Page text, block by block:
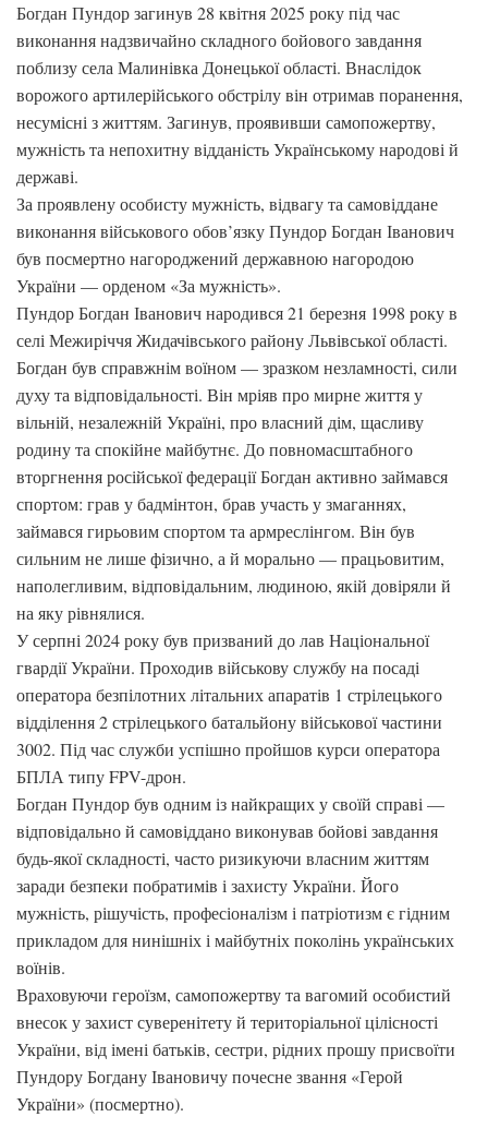
Богдан Пундор загинув 28 квітня 2025 року під час
виконання надзвичайно складного бойового завдання
поблизу села Малинівка Донецької області. Внаслідок
ворожого артилерійського обстрілу він отримав поранення,
несумісні з життям. Загинув, проявивши самопожертву,
мужність та непохитну відданість Українському народові й
державі.
За проявлену особисту мужність, відвагу та самовіддане
виконання військового обов’язку Пундор Богдан Іванович
був посмертно нагороджений державною нагородою
України — орденом «За мужність».
Пундор Богдан Іванович народився 21 березня 1998 року в
селі Межиріччя Жидачівського району Львівської області.
Богдан був справжнім воїном — зразком незламності, сили
духу та відповідальності. Він мріяв про мирне життя у
вільній, незалежній Україні, про власний дім, щасливу
родину та спокійне майбутнє. До повномасштабного
вторгнення російської федерації Богдан активно займався
спортом: грав у бадмінтон, брав участь у змаганнях,
займався гирьовим спортом та армреслінгом. Він був
сильним не лише фізично, а й морально — працьовитим,
наполегливим, відповідальним, людиною, якій довіряли й
на яку рівнялися.
У серпні 2024 року був призваний до лав Національної
гвардії України. Проходив військову службу на посаді
оператора безпілотних літальних апаратів 1 стрілецького
відділення 2 стрілецького батальйону військової частини
3002. Під час служби успішно пройшов курси оператора
БПЛА типу FPV-дрон.
Богдан Пундор був одним із найкращих у своїй справі —
відповідально й самовіддано виконував бойові завдання
будь-якої складності, часто ризикуючи власним життям
заради безпеки побратимів і захисту України. Його
мужність, рішучість, професіоналізм і патріотизм є гідним
прикладом для нинішніх і майбутніх поколінь українських
воїнів.
Враховуючи героїзм, самопожертву та вагомий особистий
внесок у захист суверенітету й територіальної цілісності
України, від імені батьків, сестри, рідних прошу присвоїти
Пундору Богдану Івановичу почесне звання «Герой
України» (посмертно).